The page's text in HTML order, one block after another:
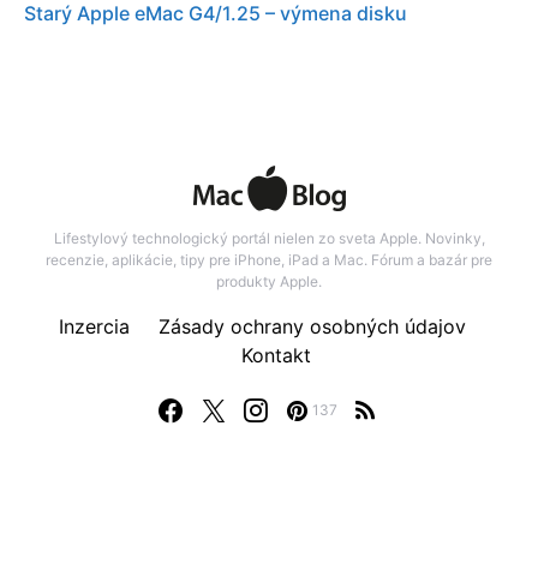
Starý Apple eMac G4/1.25 – výmena disku
Lifestylový technologický portál nielen zo sveta Apple. Novinky,
recenzie, aplikácie, tipy pre iPhone, iPad a Mac. Fórum a bazár pre
produkty Apple.
137
Inzercia
Zásady ochrany osobných údajov
Kontakt